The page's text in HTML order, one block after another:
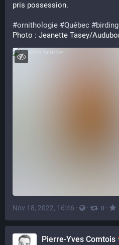
pris possession.
#ornithologie #Québec #birding
Photo : Jeanette Tasey/
Nov 18, 2022, 16:46 · · 0 ·
Pierre-Yves Comtois